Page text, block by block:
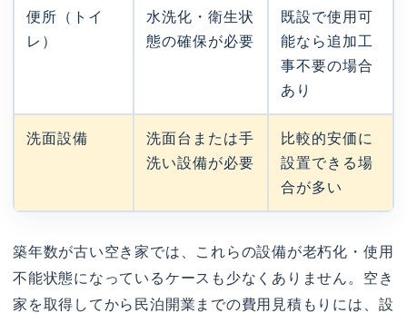
便所（トイ
レ）
水洗化・衛生状
態の確保が必要
既設で使用可
能なら追加工
事不要の場合
あり
洗面設備
洗面台または手
洗い設備が必要
比較的安価に
設置できる場
合が多い
築年数が古い空き家では、これらの設備が老朽化・使用
不能状態になっているケースも少なくありません。空き
家を取得してから民泊開業までの費用見積もりには、設